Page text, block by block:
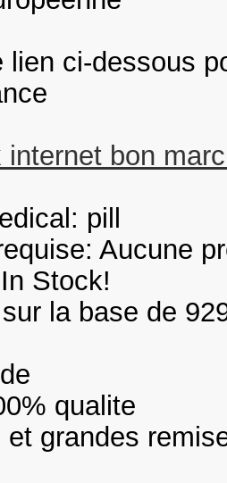
lien ci-dessous
internet bon
pill
Aucune
Stock!
la base de
qualite
et grandes